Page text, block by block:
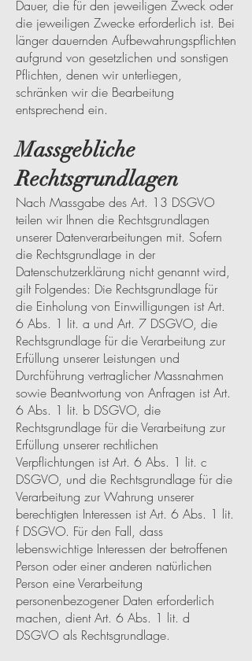
Dauer, die für den jeweiligen Zweck oder
die jeweiligen Zwecke erforderlich ist. Bei
länger dauernden Aufbewahrungspflichten
aufgrund von gesetzlichen und sonstigen
Pflichten, denen wir unterliegen,
schränken wir die Bearbeitung
entsprechend ein.
Massgebliche
Rechtsgrundlagen
Nach Massgabe des Art. 13 DSGVO
teilen wir Ihnen die Rechtsgrundlagen
unserer Datenverarbeitungen mit. Sofern
die Rechtsgrundlage in der
Datenschutzerklärung nicht genannt wird,
gilt Folgendes: Die Rechtsgrundlage für
die Einholung von Einwilligungen ist Art.
6 Abs. 1 lit. a und Art. 7 DSGVO, die
Rechtsgrundlage für die Verarbeitung zur
Erfüllung unserer Leistungen und
Durchführung vertraglicher Massnahmen
sowie Beantwortung von Anfragen ist Art.
6 Abs. 1 lit. b DSGVO, die
Rechtsgrundlage für die Verarbeitung zur
Erfüllung unserer rechtlichen
Verpflichtungen ist Art. 6 Abs. 1 lit. c
DSGVO, und die Rechtsgrundlage für die
Verarbeitung zur Wahrung unserer
berechtigten Interessen ist Art. 6 Abs. 1 lit.
f DSGVO. Für den Fall, dass
lebenswichtige Interessen der betroffenen
Person oder einer anderen natürlichen
Person eine Verarbeitung
personenbezogener Daten erforderlich
machen, dient Art. 6 Abs. 1 lit. d
DSGVO als Rechtsgrundlage.